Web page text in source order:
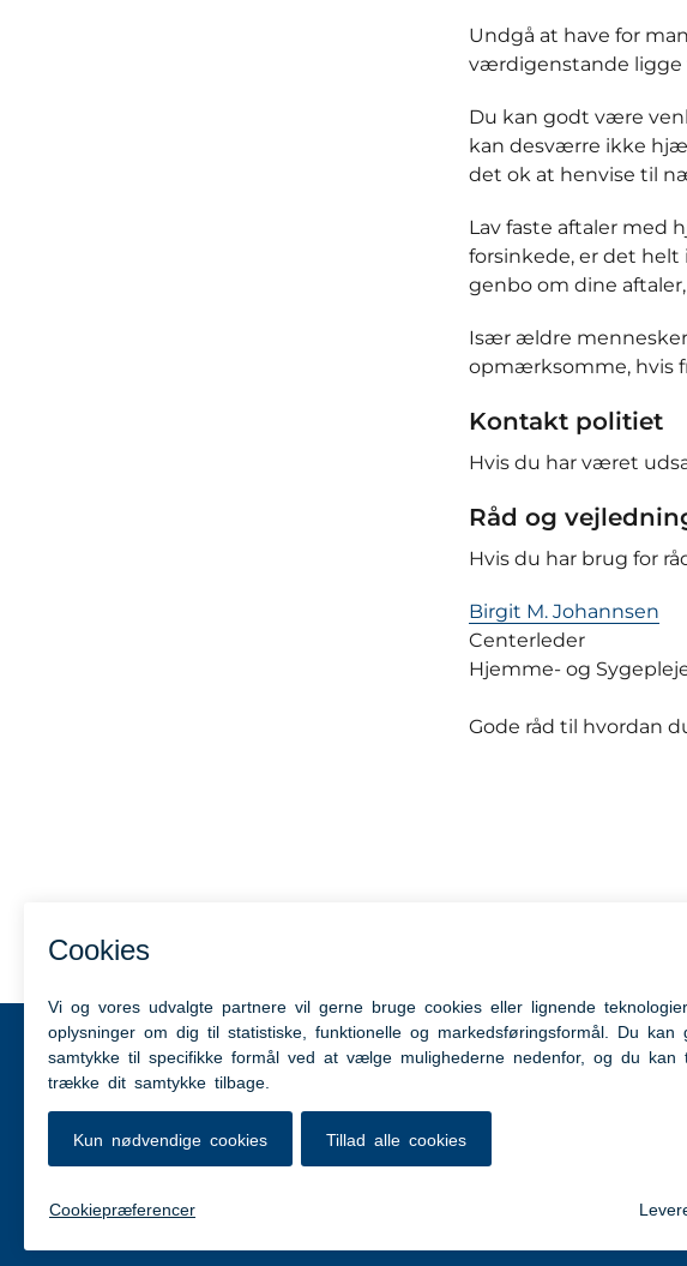
Undgå at have for
værdigenstande ligge
Du kan godt være
kan desværre ikke
det ok at henvise til
Lav faste aftaler med
forsinkede, er det
genbo om dine
Især ældre mennesker
opmærksomme, hvis
Kontakt politiet
Hvis du har været
Råd og
Hvis du har brug for
Birgit M. Johannsen
Centerleder
Hjemme- og
Gode råd til hvordan
Kontakt
Hjemme- og Sygeplejen
Nygade 23 C
6200 Aabenraa
Tlf. nr.: 7376 7835
Kom hurtigt til
Aabenraa.dk
Tilgængelighedserklæring